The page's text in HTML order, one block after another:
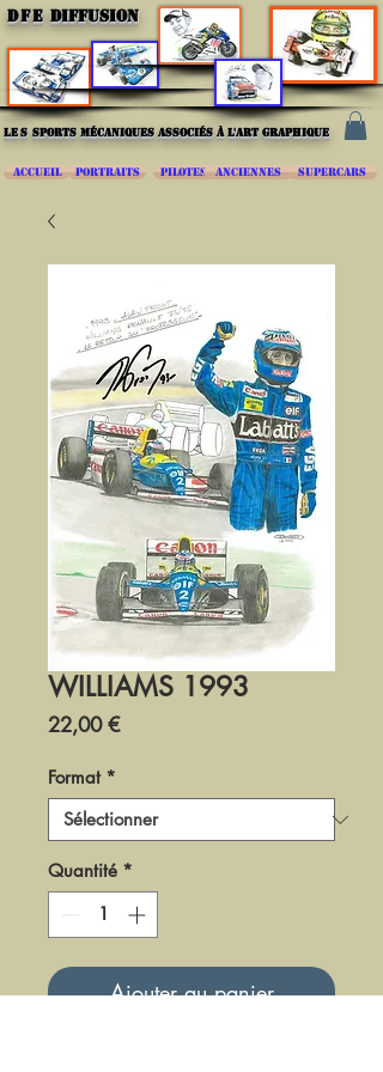
DFE DIFFUSION
les sports mécaniques associés à l'art graphique
ACCUEIL PORTRAITS PILOTES ANCIENNES SUPERCARS
WILLIAMS 1993
22,00 €Prix
Format *
Quantité *
Ajouter au panier